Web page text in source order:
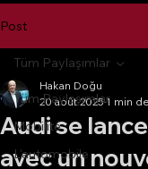
Post
Tüm Paylaşımlar
Mobilité
L'automobile
Tüm Paylaşımlar
Audi se
avec un
Hakan Doğu
20 août 2025 1 min